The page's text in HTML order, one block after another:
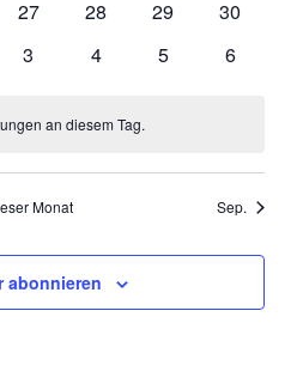
27 28 29
30
3 4 5 6
an diesem Tag.
Monat Sep.
abonnieren